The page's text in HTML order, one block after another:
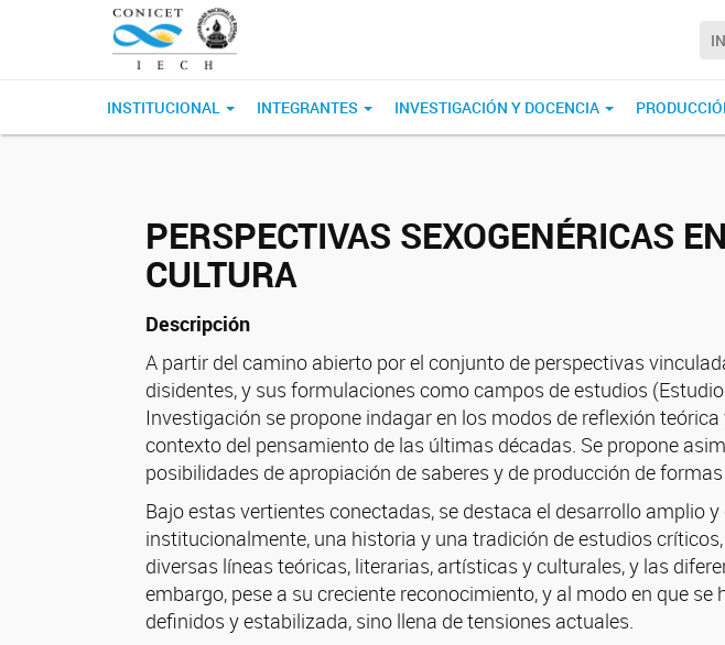
INSTITUCIONAL INTEGRANTES INVESTIGACIÓN Y DOCENCIA
PERSPECTIVAS SEXOGENÉRICAS
CULTURA
Descripción
A partir del camino abierto por el conjunto de perspectivas
disidentes, y sus formulaciones como campos de estudios
Investigación se propone indagar en los modos de reflexión
contexto del pensamiento de las últimas décadas. Se propone
posibilidades de apropiación de saberes y de producción de
Bajo estas vertientes conectadas, se destaca el desarrollo amplio
institucionalmente, una historia y una tradición de estudios
diversas líneas teóricas, literarias, artísticas y culturales, y las
embargo, pese a su creciente reconocimiento, y al modo en que
definidos y estabilizada, sino llena de tensiones actuales.